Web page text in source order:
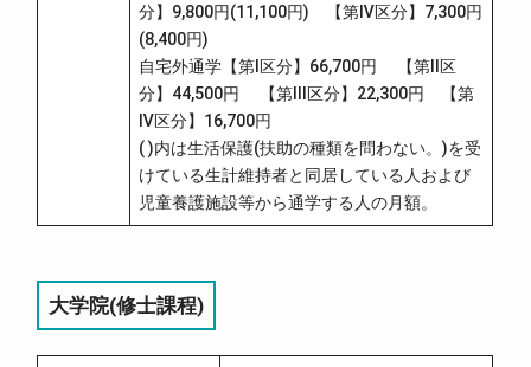
分】9,800円(11,100円) 【第Ⅳ区分】7,300円
(8,400円)
自宅外通学【第Ⅰ区分】66,700円 【第Ⅱ区
分】44,500円 【第Ⅲ区分】22,300円 【第
Ⅳ区分】16,700円
( )内は生活保護(扶助の種類を問わない。)を受
けている生計維持者と同居している人および
児童養護施設等から通学する人の月額。
大学院(修士課程)